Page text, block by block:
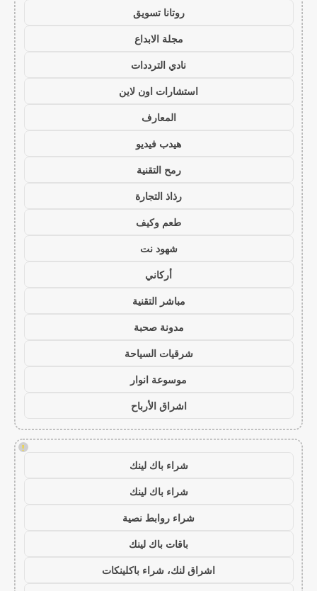
روتانا تسويق
مجلة الابداع
نادي الترددات
استشارات اون لاين
المعارف
هيدب فيديو
رمح التقنية
رذاذ التجارة
طعم وكيف
شهود نت
أركاني
مباشر التقنية
مدونة صحبة
شرقيات السياحة
موسوعة انوار
اشراق الأرباح
!
شراء باك لينك
شراء باك لينك
شراء روابط نصية
باقات باك لينك
اشراق لنك، شراء باكلينكات